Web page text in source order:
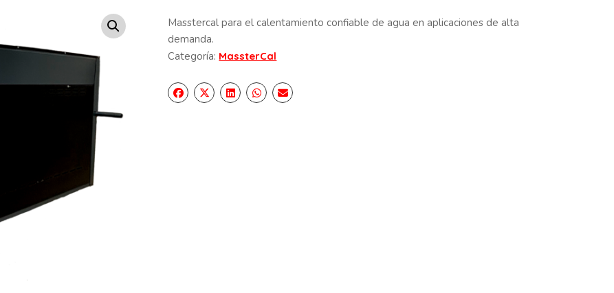
Masstercal para el calentamiento confiable de agua en aplicaciones de alta
demanda.
Categoría: MassterCal